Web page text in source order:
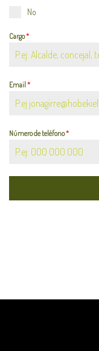
No
Cargo*
Email*
Número de teléfono*